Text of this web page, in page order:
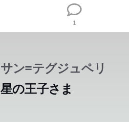
1
サン=テグジュペリ
星の王子さま